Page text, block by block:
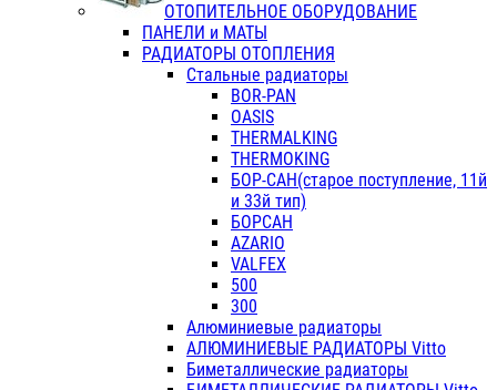
ОТОПИТЕЛЬНОЕ ОБОРУДОВАНИЕ
ПАНЕЛИ и МАТЫ
РАДИАТОРЫ ОТОПЛЕНИЯ
Стальные радиаторы
BOR-PAN
OASIS
THERMALKING
THERMOKING
БОР-САН(старое поступление, 11й
и 33й тип)
БОРСАН
AZARIO
VALFEX
500
300
Алюминиевые радиаторы
АЛЮМИНИЕВЫЕ РАДИАТОРЫ Vitto
Биметаллические радиаторы